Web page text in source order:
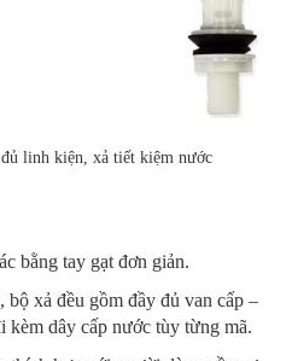
linh kiện, xả tiết kiệm nước
bằng tay gạt đơn giản.
xả đều gồm đầy đủ van cấp –
kèm dây cấp nước tùy từng mã.